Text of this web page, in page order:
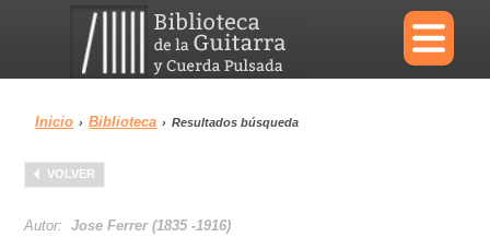
×
Menu
Biblioteca
Inicio › Biblioteca › Resultados búsqueda
VOLVER
Autor:Jose Ferrer (1835 -1916)